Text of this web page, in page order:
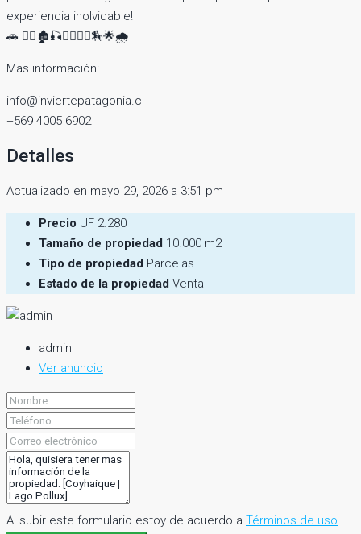
experiencia inolvidable!
🚗 🚵‍♀️🏚🎣🚣‍♂️🧗‍♀️🏇🌟🌧
Mas información:
info@inviertepatagonia.cl
+569 4005 6902
Detalles
Actualizado en mayo 29, 2026 a 3:51 pm
Precio UF 2.280
Tamaño de propiedad 10.000 m2
Tipo de propiedad Parcelas
Estado de la propiedad Venta
admin
Ver anuncio
Al subir este formulario estoy de acuerdo a Términos de uso